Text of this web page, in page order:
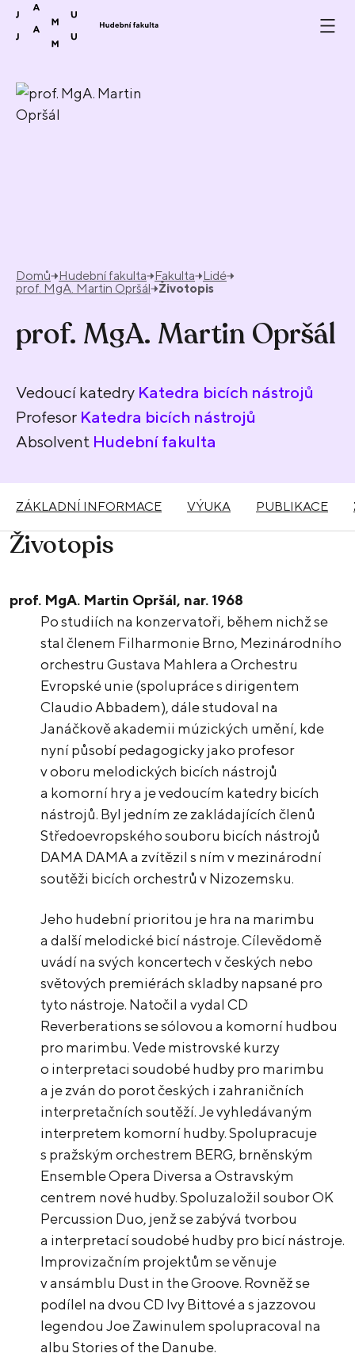
Přeskočit na obsah
Domů Hudební fakulta Fakulta
Lidé
prof. MgA. Martin Opršál
Životopis
prof. MgA. Martin Opršál
Vedoucí katedry Katedra bicích nástrojů
Profesor Katedra bicích nástrojů
Absolvent Hudební fakulta
ZÁKLADNÍ INFORMACE VÝUKA PUBLIKACE
Životopis
prof. MgA. Martin Opršál, nar. 1968
Po studiích na konzervatoři, během nichž se
stal členem Filharmonie Brno, Mezinárodního
orchestru Gustava Mahlera a Orchestru
Evropské unie (spolupráce s dirigentem
Claudio Abbadem), dále studoval na
Janáčkově akademii múzických umění, kde
nyní působí pedagogicky jako profesor
v oboru melodických bicích nástrojů
a komorní hry a je vedoucím katedry bicích
nástrojů. Byl jedním ze zakládajících členů
Středoevropského souboru bicích nástrojů
DAMA DAMA a zvítězil s ním v mezinárodní
soutěži bicích orchestrů v Nizozemsku.
Jeho hudební prioritou je hra na marimbu
a další melodické bicí nástroje. Cílevědomě
uvádí na svých koncertech v českých nebo
světových premiérách skladby napsané pro
tyto nástroje. Natočil a vydal CD
Reverberations se sólovou a komorní hudbou
pro marimbu. Vede mistrovské kurzy
o interpretaci soudobé hudby pro marimbu
a je zván do porot českých i zahraničních
interpretačních soutěží. Je vyhledávaným
interpretem komorní hudby. Spolupracuje
s pražským orchestrem BERG, brněnským
Ensemble Opera Diversa a Ostravským
centrem nové hudby. Spoluzaložil soubor OK
Percussion Duo, jenž se zabývá tvorbou
a interpretací soudobé hudby pro bicí nástroje.
Improvizačním projektům se věnuje
v ansámblu Dust in the Groove. Rovněž se
podílel na dvou CD Ivy Bittové a s jazzovou
legendou Joe Zawinulem spolupracoval na
albu Stories of the Danube.